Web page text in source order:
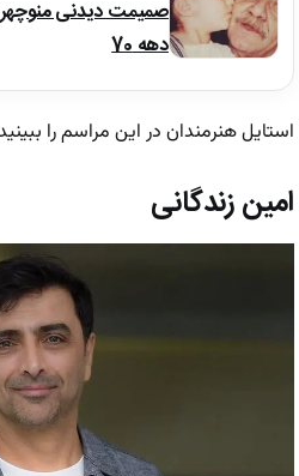
صمیمت دیدنی منوچهر
دهه 70
استایل هنرمندان در این مراسم را
امین زندگانی